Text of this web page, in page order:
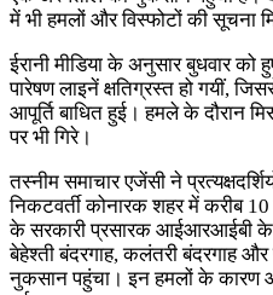
में भी हमलों और विस्फोटों की सूचना
ईरानी मीडिया के अनुसार बुधवार को
पारेषण लाइनें क्षतिग्रस्त हो गयीं,
आपूर्ति बाधित हुई। हमले के दौरान
पर भी गिरे।
तस्नीम समाचार एजेंसी ने
निकटवर्ती कोनारक शहर में करीब
के सरकारी प्रसारक आईआरआईबी के
बेहेश्ती बंदरगाह, कलंतरी बंदरगाह और
नुकसान पहुंचा। इन हमलों के कारण